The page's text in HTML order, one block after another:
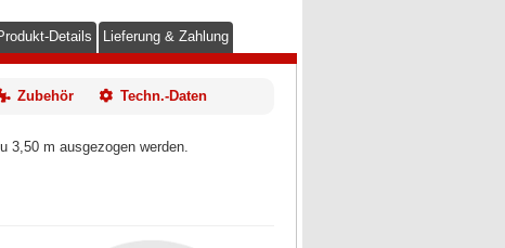
Details Lieferung & Zahlung
Zubehör Techn.-Daten
3,50 m ausgezogen werden.